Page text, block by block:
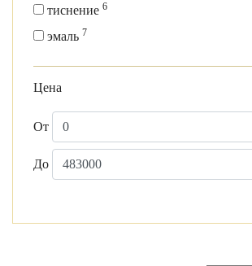
тиснение 6
эмаль 7
Цена
От
До